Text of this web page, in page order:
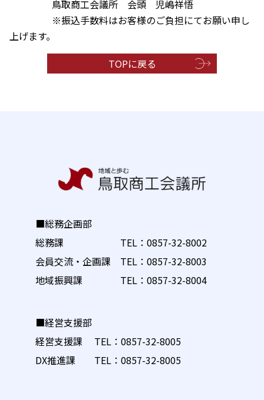
鳥取商工会議所 会頭 児嶋祥悟
※振込手数料はお客様のご負担にてお願い申し
上げます。
TOPに戻る
■総務企画部
総務課 TEL： 0857-32-8002
会員交流・企画課 TEL： 0857-32-8003
地域振興課 TEL： 0857-32-8004
■経営支援部
経営支援課 TEL： 0857-32-8005
DX推進課 TEL： 0857-32-8005